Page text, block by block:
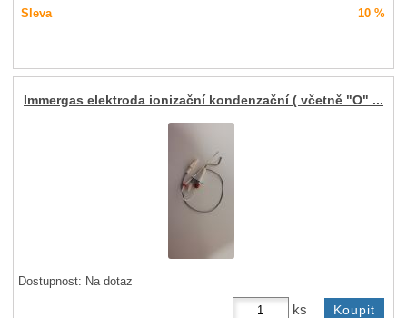
Sleva 10 %
Immergas elektroda ionizační kondenzační ( včetně "O" ...
Dostupnost: Na dotaz
ks